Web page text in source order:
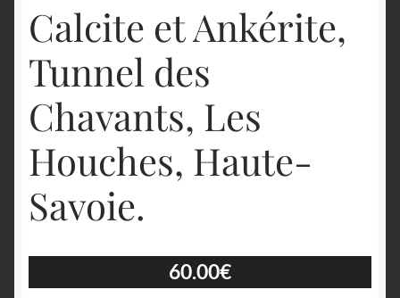
Calcite et Ankérite,
Tunnel des
Chavants, Les
Houches, Haute-
Savoie.
60.00€